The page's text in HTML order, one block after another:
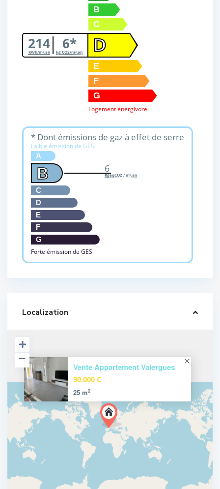
214
KWh/m².an 6*
kg CO2/m².an
B
C
D
E
F
G
Logement énergivore
* Dont émissions de gaz à effet de serre
Faible émission de GES
A
B
C
D
E
F
G
Forte émission de GES
6
KgéqCO2 / m².an
Localization
Vente Appartement Valergues
90.000 €
25 m2